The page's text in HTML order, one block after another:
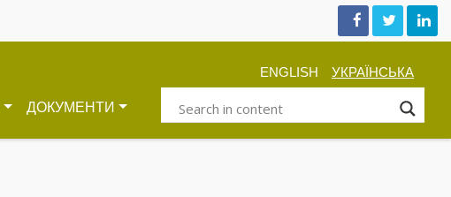
ДОКУМЕНТИ
ENGLISH УКРАЇНСЬКА